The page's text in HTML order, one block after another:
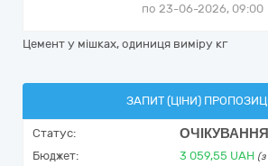
по 23-06-2026, 09:00
Цемент у мішках, одиниця виміру кг
ЗАПИТ (ЦІНИ)
Статус:
Бюджет: 3 059,55 UAH